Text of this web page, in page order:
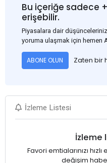
Bu içeriğe sadece
erişebilir.
Piyasalara dair
yoruma ulaşmak için hemen
ABONE OLUN Zaten bir
İzleme Listesi
İzleme
Favori emtialarınızı
değişim